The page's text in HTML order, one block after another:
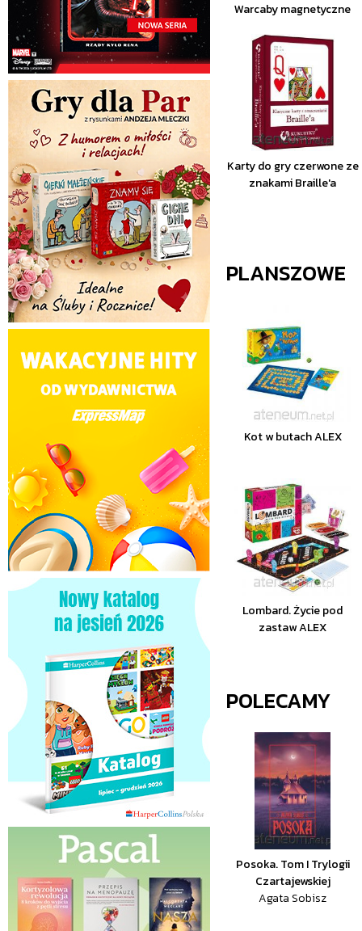
Warcaby magnetyczne
Karty do gry czerwone ze
znakami Braille'a
PLANSZOWE
Kot w butach ALEX
Lombard. Życie pod
zastaw ALEX
POLECAMY
Posoka. Tom I Trylogii
Czartajewskiej
Agata Sobisz